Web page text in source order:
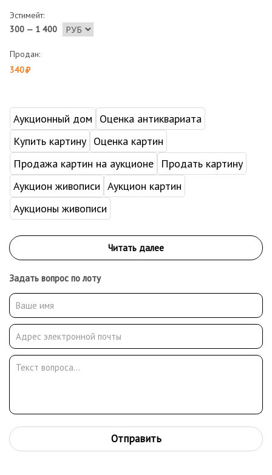
Эстимейт:
300 — 1 400
Продан:
340
Аукционный дом
Оценка антиквариата
Купить картину Оценка картин
Продажа картин на аукционе
Продать картину
Аукцион живописи Аукцион картин
Аукционы живописи
Задать вопрос по лоту
Отправить